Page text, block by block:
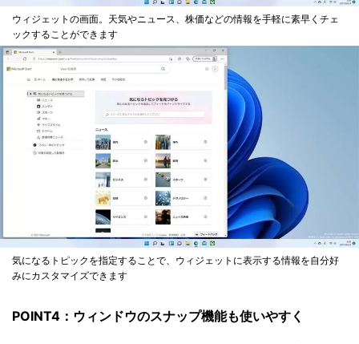
ウィジェットの画面。天気やニュース、株価などの情報を手軽に素早くチェ
ックすることができます
気になるトピックを指定することで、ウィジェットに表示する情報を自分好
みにカスタマイズできます
POINT4：ウィンドウのスナップ機能も使いやすく